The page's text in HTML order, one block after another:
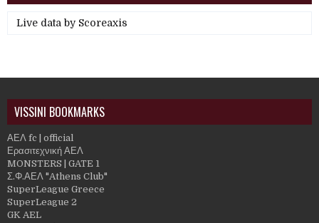
Live data by Scoreaxis
VISSINI BOOKMARKS
ΑΕΛ fc | official
Ερασιτεχνική ΑΕΛ
MONSTERS | GATE 1
Σ.Φ.ΑΕΛ "Athens Club"
SuperLeague Greece
SuperLeague 2
GK AEL